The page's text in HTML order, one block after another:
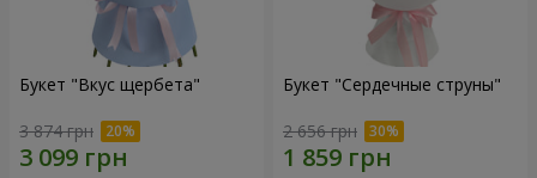
Букет "Вкус щербета"
3 874 грн
Букет "Сердечные струны"
2 656 грн